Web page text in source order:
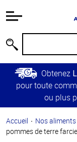
relative à
Passer
contenu
principal
Retour à
principale
Obtenez
pour toute
ou plus
Accueil Nos aliments
pommes de terre